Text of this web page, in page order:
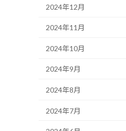
2024年12月
2024年11月
2024年10月
2024年9月
2024年8月
2024年7月